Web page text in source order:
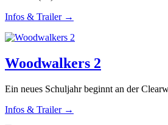
Infos & Trailer →
Woodwalkers 2
Ein neues Schuljahr beginnt an der
Infos & Trailer →